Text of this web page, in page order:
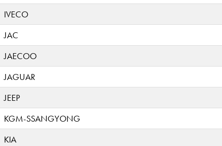
IVECO
JAC
JAECOO
JAGUAR
JEEP
KGM-SSANGYONG
KIA